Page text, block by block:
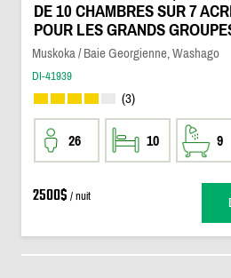
DE 10 CHAMBRES SUR 7
POUR LES GRANDS
Muskoka / Baie Georgienne, Washago
DI-41939
(3)
26 10 9
2500$ / nuit